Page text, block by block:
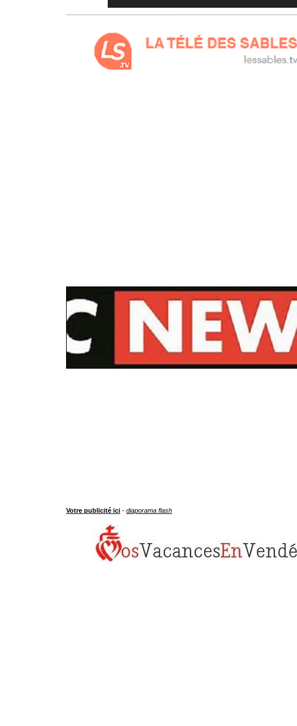
Votre publicité ici -diaporama flash